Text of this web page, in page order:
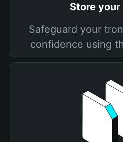
Store
Safeguard your
confidence using